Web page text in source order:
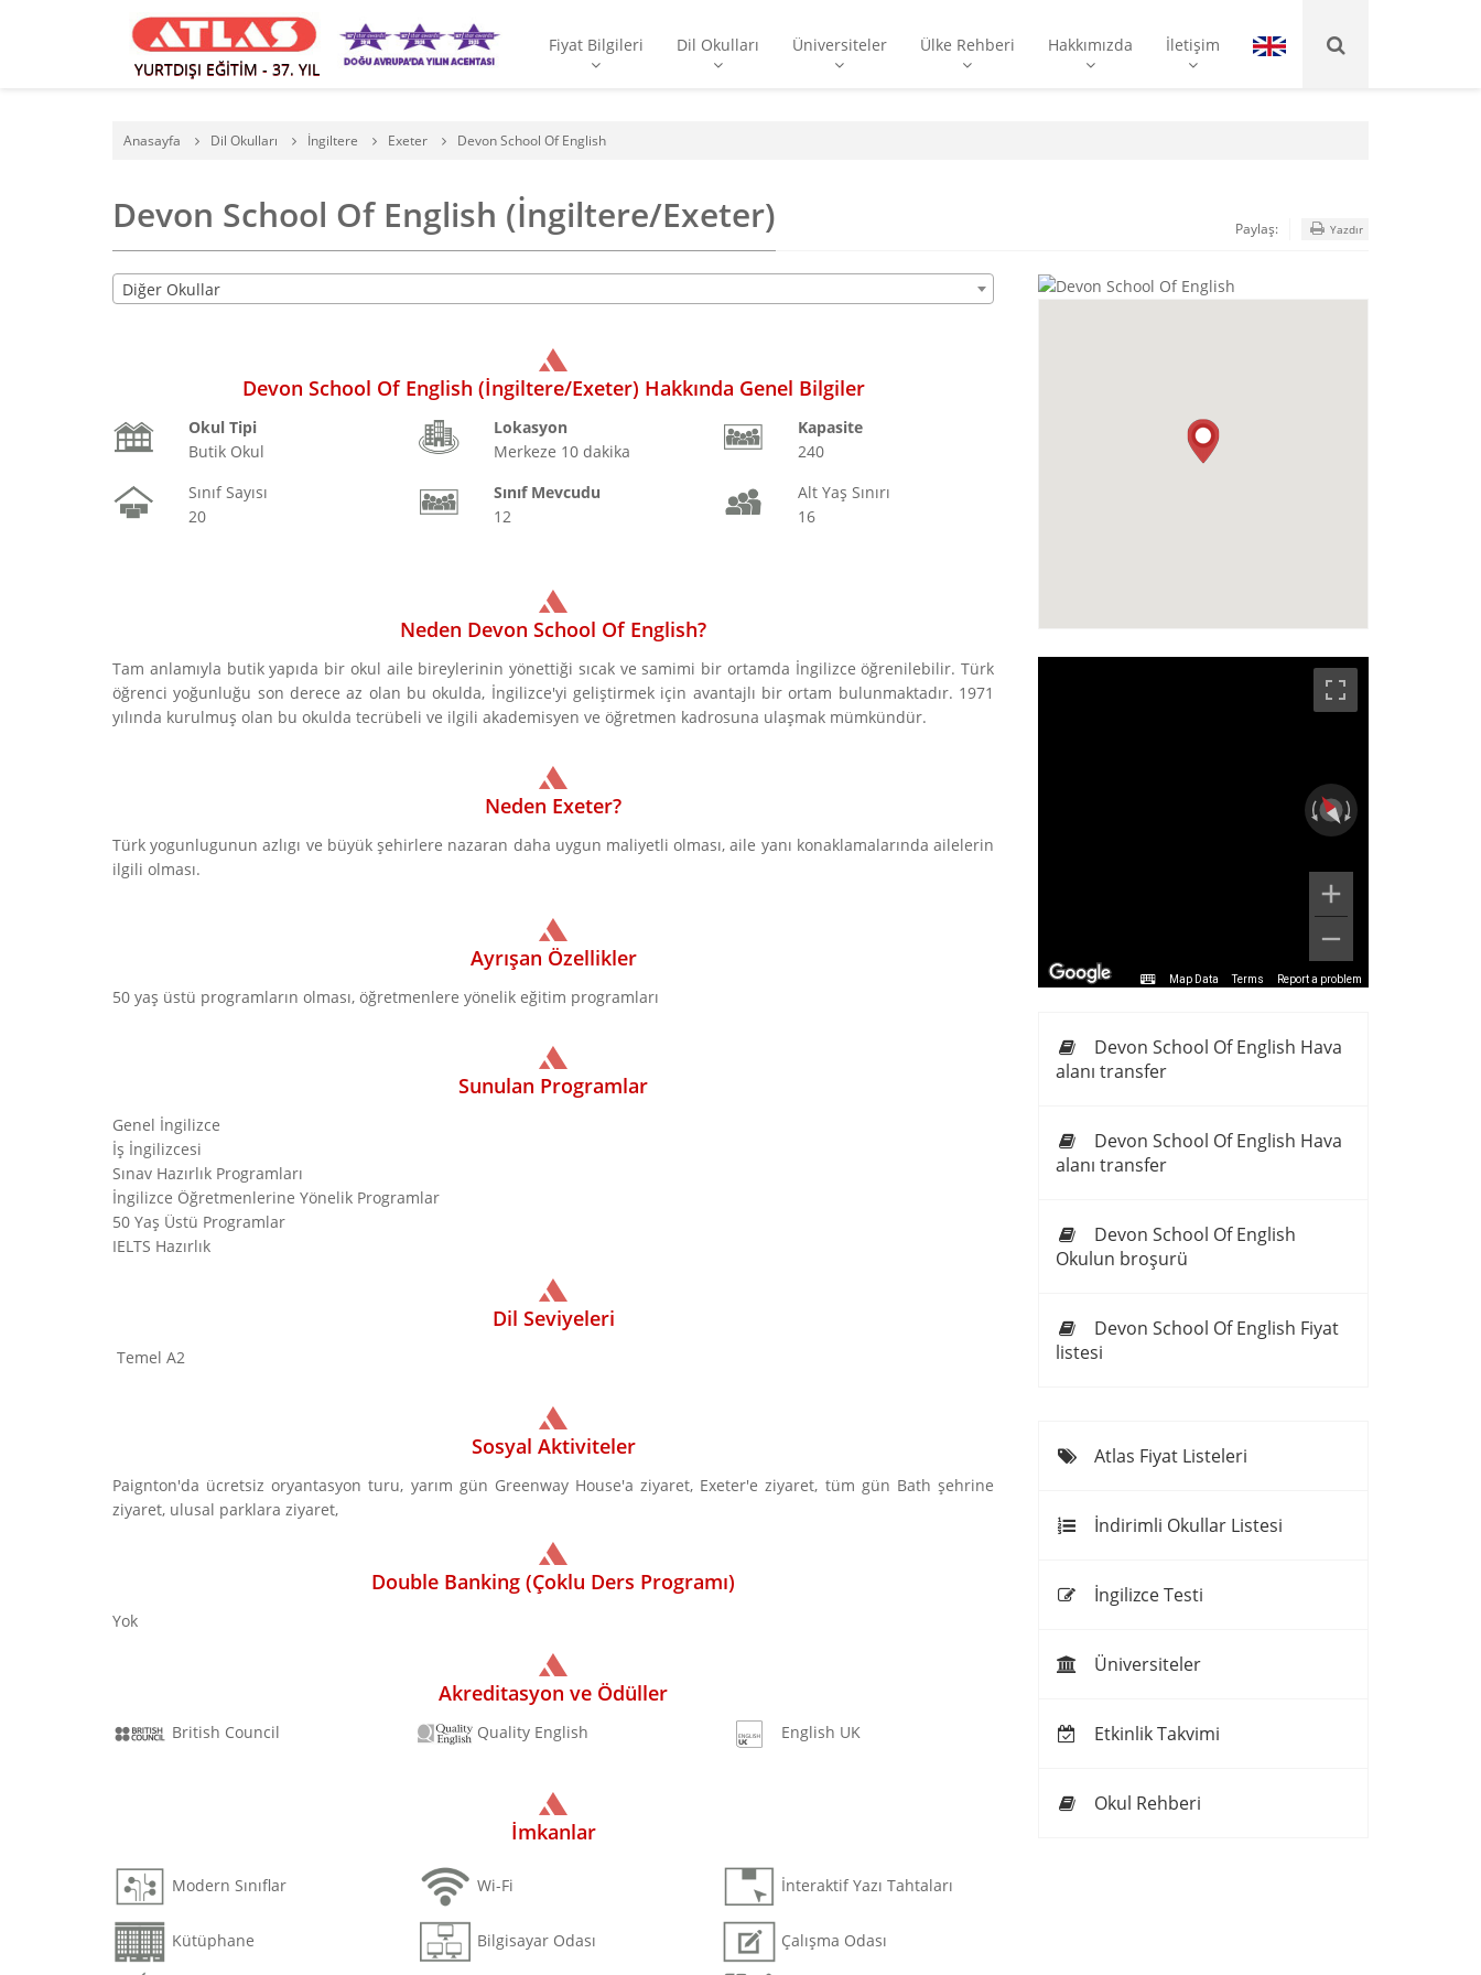
YURTDIŞI EĞİTİM - 37. YIL
Fiyat Bilgileri Dil Okulları Üniversiteler Ülke Rehberi Hakkımızda İletişim
Anasayfa Dil Okulları İngiltere Exeter Devon School Of English
Devon School Of English (İngiltere/Exeter) Paylaş: Yazdır
Diğer Okullar
Devon School Of English (İngiltere/Exeter) Hakkında Genel Bilgiler
Okul Tipi
Butik Okul
Lokasyon
Merkeze 10 dakika
Kapasite
240
Sınıf Sayısı
20
Sınıf Mevcudu
12
Alt Yaş Sınırı
16
Neden Devon School Of English?
Tam anlamıyla butik yapıda bir okul aile bireylerinin yönettiği sıcak ve samimi bir ortamda İngilizce öğrenilebilir. Türk
öğrenci yoğunluğu son derece az olan bu okulda, İngilizce'yi geliştirmek için avantajlı bir ortam bulunmaktadır. 1971
yılında kurulmuş olan bu okulda tecrübeli ve ilgili akademisyen ve öğretmen kadrosuna ulaşmak mümkündür.
Neden Exeter?
Türk yogunlugunun azlıgı ve büyük şehirlere nazaran daha uygun maliyetli olması, aile yanı konaklamalarında ailelerin
ilgili olması.
Ayrışan Özellikler
50 yaş üstü programların olması, öğretmenlere yönelik eğitim programları
Sunulan Programlar
Genel İngilizce
İş İngilizcesi
Sınav Hazırlık Programları
İngilizce Öğretmenlerine Yönelik Programlar
50 Yaş Üstü Programlar
IELTS Hazırlık
Dil Seviyeleri
Temel A2
Sosyal Aktiviteler
Paignton'da ücretsiz oryantasyon turu, yarım gün Greenway House'a ziyaret, Exeter'e ziyaret, tüm gün Bath şehrine
ziyaret, ulusal parklara ziyaret,
Double Banking (Çoklu Ders Programı)
Yok
Akreditasyon ve Ödüller
British Council Quality English English UK
İmkanlar
Modern Sınıflar Wi-Fi İnteraktif Yazı Tahtaları
Kütüphane Bilgisayar Odası Çalışma Odası
Map Data Terms Report a problem
Devon School Of English Hava
alanı transfer
Devon School Of English Hava
alanı transfer
Devon School Of English
Okulun broşurü
Devon School Of English Fiyat
listesi
Atlas Fiyat Listeleri
İndirimli Okullar Listesi
İngilizce Testi
Üniversiteler
Etkinlik Takvimi
Okul Rehberi